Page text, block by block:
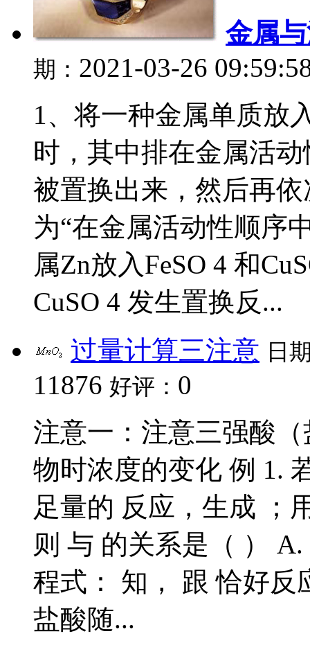
金属
期： 2021-03-26
1、将一种金属单质放
时，其中排在金属活
被置换出来，然后再
为“在金属活动性顺序
属Zn放入FeSO 4 和
CuSO 4 发生置换反...
过量计算三注意 日
11876 好评： 0
注意一：注意三强酸
物时浓度的变化 例 1.
足量的 反应，生成 ；
则 与 的关系是（ ）
程式： 知， 跟 恰好反
盐酸随...